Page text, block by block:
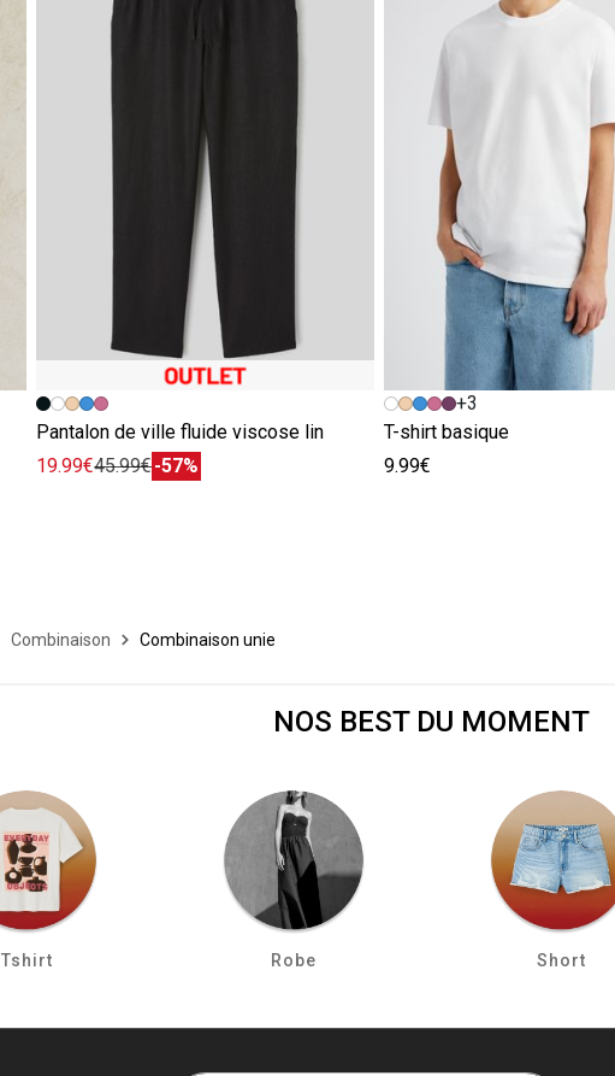
Pantalon de ville fluide viscose lin
19.99€45.99€-57%
+3
T-shirt basique
9.99€
Combinaison Combinaison unie
NOS BEST DU MOMENT
Tshirt Robe Short